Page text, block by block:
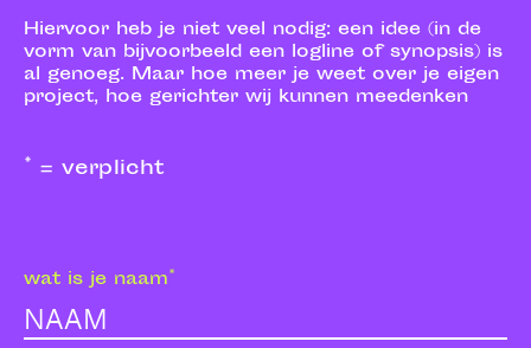
Hiervoor heb je niet veel nodig: een idee (in de
vorm van bijvoorbeeld een logline of synopsis) is
al genoeg. Maar hoe meer je weet over je eigen
project, hoe gerichter wij kunnen meedenken
* = verplicht
wat is je naam*